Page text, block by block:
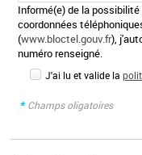
Informé(e) de la
coordonnées
(www.bloctel.gouv.fr),
numéro renseigné.
J'ai lu et valide la
* Champs oligatoires